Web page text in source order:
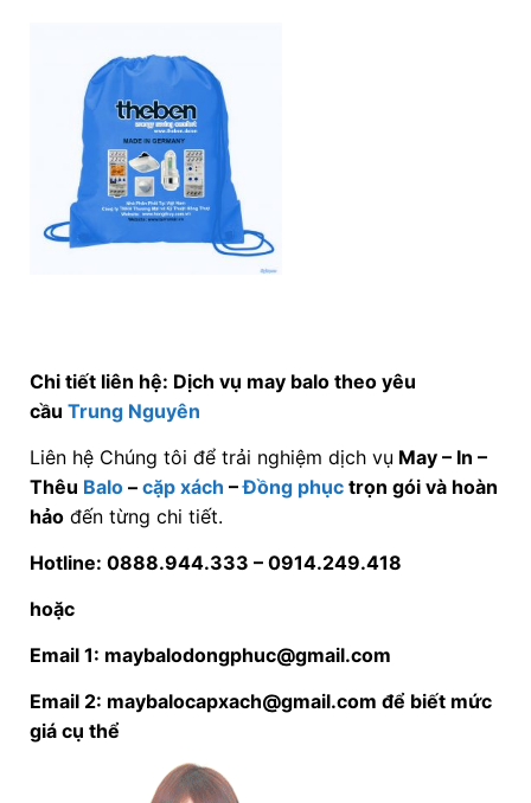
Chi tiết liên hệ: Dịch vụ may balo theo yêu
cầu Trung Nguyên
Liên hệ Chúng tôi để trải nghiệm dịch vụ May – In –
Thêu Balo– cặp xách –Đồng phụctrọn gói và hoàn
hảođến từng chi tiết.
Hotline: 0888.944.333 – 0914.249.418
hoặc
Email 1: maybalodongphuc@gmail.com
Email 2: maybalocapxach@gmail.com để biết mức
giá cụ thể